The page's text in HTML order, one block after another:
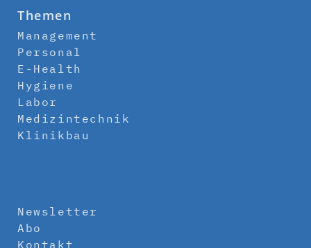
Themen
Management
Personal
E-Health
Hygiene
Labor
Medizintechnik
Klinikbau
Newsletter
Abo
Kontakt